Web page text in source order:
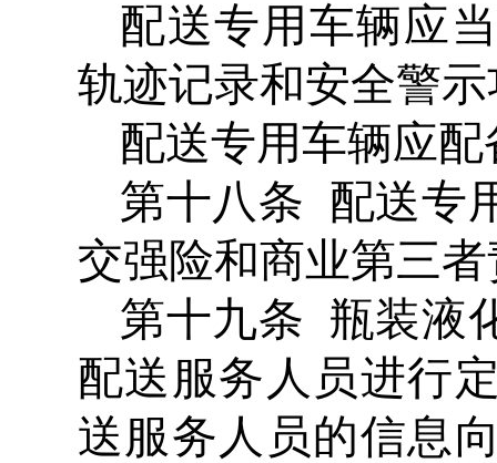
配送专用车辆应
轨迹记录和安全警
配送专用车辆应
第十八条 配送专
交强险和商业第三
第十九条 瓶装液
配送服务人员进行
送服务人员的信息